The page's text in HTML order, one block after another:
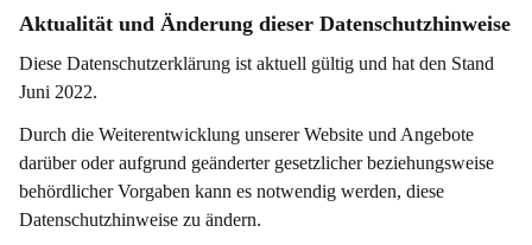
Aktualität und Änderung dieser Datenschutzhinweise
Diese Datenschutzerklärung ist aktuell gültig und hat den Stand
Juni 2022.
Durch die Weiterentwicklung unserer Website und Angebote
darüber oder aufgrund geänderter gesetzlicher beziehungsweise
behördlicher Vorgaben kann es notwendig werden, diese
Datenschutzhinweise zu ändern.